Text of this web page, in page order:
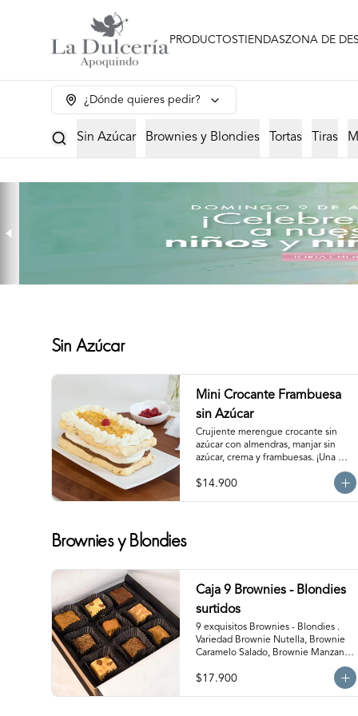
PRODUCTOS TIENDASZONA DE
¿Dónde quieres pedir?
Sin Azúcar Brownies y Blondies Tortas Tiras
Sin Azúcar
Mini Crocante Frambuesa
sin Azúcar
Crujiente merengue crocante sin
azúcar con almendras, manjar sin
azúcar, crema y frambuesas. ¡Una
Para 6 personas. Producto
$14.900
Brownies y Blondies
Caja 9 Brownies - Blondies
surtidos
9 exquisitos Brownies - Blondies .
Variedad Brownie Nutella, Brownie
Caramelo Salado, Brownie Manzana
Blondie Almendra y Blondie
$17.900